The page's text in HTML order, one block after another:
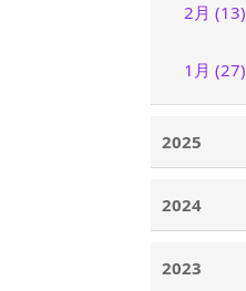
2月 (13)
1月 (27)
2025
2024
2023